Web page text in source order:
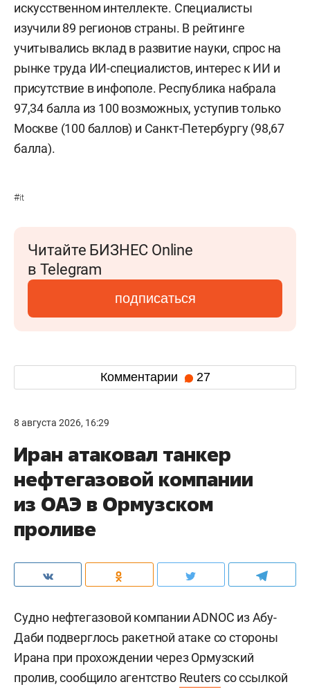
искусственном интеллекте. Специалисты
изучили 89 регионов страны. В рейтинге
учитывались вклад в развитие науки, спрос на
рынке труда ИИ-специалистов, интерес к ИИ и
присутствие в инфополе. Республика набрала
97,34 балла из 100 возможных, уступив только
Москве (100 баллов) и Санкт-Петербургу (98,67
балла).
#it
Читайте БИЗНЕС Online
в Telegram
подписаться
Комментарии 27
8 августа 2026, 16:29
Иран атаковал танкер
нефтегазовой компании
из ОАЭ в Ормузском
проливе
Судно нефтегазовой компании ADNOC из Абу-
Даби подверглось ракетной атаке со стороны
Ирана при прохождении через Ормузский
пролив, сообщило агентство Reutersсо ссылкой